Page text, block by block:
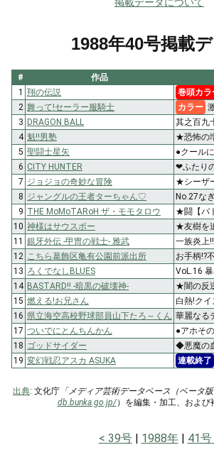
1988年40号掲載
# 作品
1 翔の伝説 巻頭カラ
2 舞って!セーラー服騎士 カラー
3 DRAGON BALL
其之百九
4 魁!!男塾
★恐怖の
5 聖闘士星矢
●クール
6 CITY HUNTER
❤ふたり
7 ジョジョの奇妙な冒険
★シーザ
8 ジャングルの王者ターちゃん♡
No.27な
9 THE MoMoTARoH ザ・モモタロウ
★闘【バ
10 神様はサウスポー
★友樹を
11 銀牙外伝 -甲冑の戦士- 雅武
一族炎上
12
こちら葛飾区亀有公園前派出所
お手柄!?
13 ろくでなしBLUES
VoL.16
14 BASTARD!! -暗黒の破壊神-
★闇の反
15 燃える!お兄さん
白熱!ク
16 県立海空高校野球部員山下たろ～くん 華麗なる
17 ついでにとんちんかん
●アホそ
18 ゴッドサイダー
◆悪魔の
19 変幻戦忍アスカ ASUKA 連載終了
出典: 文化庁 「メディア芸術データベース（ベータ版
db.bunka.go.jp/）を編集・加工、および
39号 1988年 41号